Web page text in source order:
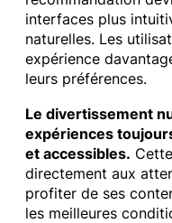
interfaces plus
naturelles. Les
expérience
leurs préférences.
Le divertissement
expériences
et accessibles.
directement aux
profiter de ses
les meilleures